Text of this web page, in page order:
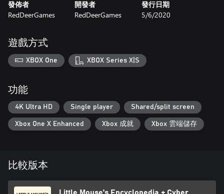
客排名前20位中排名。祝你生存！
如果玩致命的AI還不夠，那麼您總是可以邀請家人和朋友。網絡
協議甚至可以為4位玩家提供本地挑戰，但請記住-最佳黑客的頭
銜只能達到一位。
懷舊小姐的遊戲風格？
不用擔心，我們已為您覆蓋！更改網絡協議的主題和聲音，使時
光倒流到80年代。
最佳8位
你準備好迎接挑戰了嗎？
發佈者
RedDeerGames
開發者
RedDeerGames
發行日期
5/6/2020
遊戲方式
XBOX One XBOX Series X|S
功能
4K Ultra HD Single player Shared/split screen
Xbox One X Enhanced Xbox 成就 Xbox 雲端儲存
比較版本
Little Mouse's Encyclopedia + Cyber